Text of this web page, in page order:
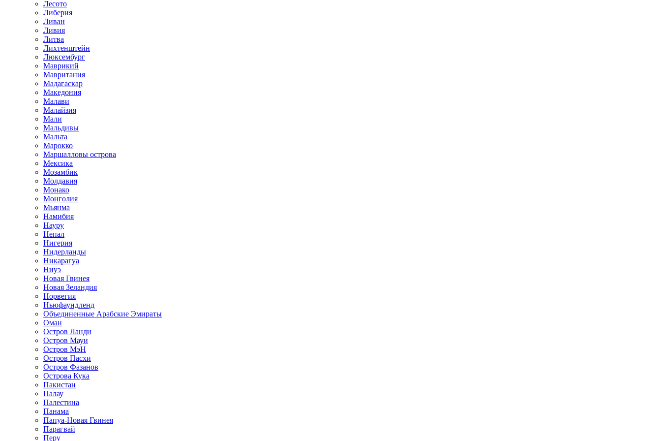
Лесото
Либерия
Ливан
Ливия
Литва
Лихтенштейн
Люксембург
Маврикий
Мавритания
Мадагаскар
Македония
Малави
Малайзия
Мали
Мальдивы
Мальта
Марокко
Маршалловы острова
Мексика
Мозамбик
Молдавия
Монако
Монголия
Мьянма
Намибия
Науру
Непал
Нигерия
Нидерланды
Никарагуа
Ниуэ
Новая Гвинея
Новая Зеландия
Норвегия
Ньюфаундленд
Объединенные Арабские Эмираты
Оман
Остров Ланди
Остров Мауи
Остров МэН
Остров Пасхи
Остров Фазанов
Острова Кука
Пакистан
Палау
Палестина
Панама
Папуа-Новая Гвинея
Парагвай
Перу